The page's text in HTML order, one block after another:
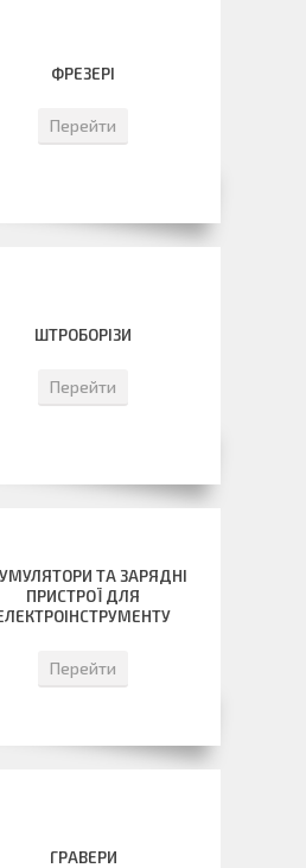
ФРЕЗЕРІ
Перейти
ШТРОБОРІЗИ
Перейти
ТА ЗАРЯДНІ
ПРИСТРОЇ ДЛЯ
Перейти
ГРАВЕРИ